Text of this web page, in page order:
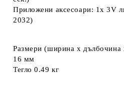
Приложени аксесоари: 1x 3V
2032)
Размери (ширина x
16 мм
Тегло 0.49 кг